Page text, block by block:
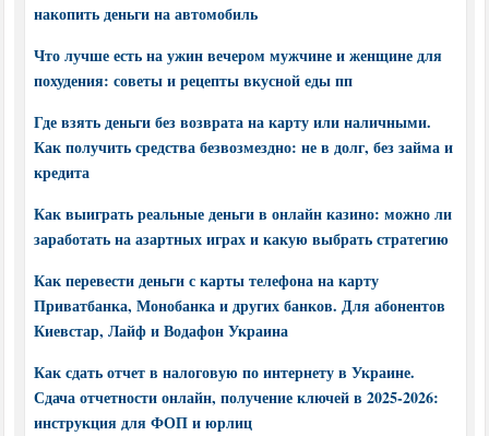
накопить деньги на автомобиль
Что лучше есть на ужин вечером мужчине и женщине для
похудения: советы и рецепты вкусной еды пп
Где взять деньги без возврата на карту или наличными.
Как получить средства безвозмездно: не в долг, без займа и
кредита
Как выиграть реальные деньги в онлайн казино: можно ли
заработать на азартных играх и какую выбрать стратегию
Как перевести деньги с карты телефона на карту
Приватбанка, Монобанка и других банков. Для абонентов
Киевстар, Лайф и Водафон Украина
Как сдать отчет в налоговую по интернету в Украине.
Сдача отчетности онлайн, получение ключей в 2025-2026:
инструкция для ФОП и юрлиц